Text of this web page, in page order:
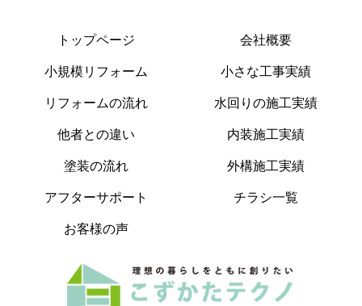
トップページ
小規模リフォーム
リフォームの流れ
他者との違い
塗装の流れ
アフターサポート
お客様の声
会社概要
小さな工事実績
水回りの施工実績
内装施工実績
外構施工実績
チラシ一覧